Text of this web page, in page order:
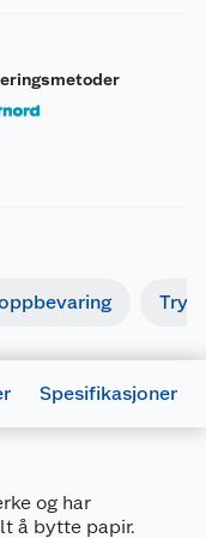
Spesifikasjoner
og har
å bytte papir.